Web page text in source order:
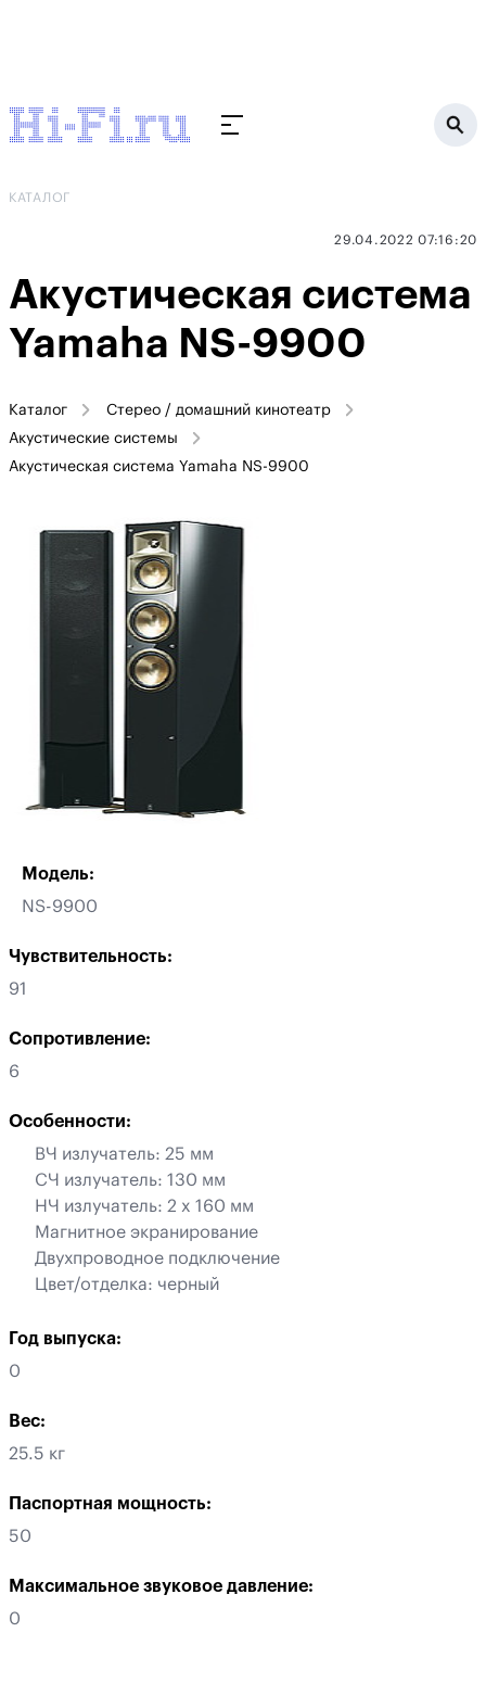
КАТАЛОГ
29.04.2022 07:16:20
Акустическая система
Yamaha NS-9900
Каталог
Стерео / домашний кинотеатр
Акустические системы
Акустическая система Yamaha NS-9900
Модель:
NS-9900
Чувствительность:
91
Сопротивление:
6
Особенности:
ВЧ излучатель: 25 мм
СЧ излучатель: 130 мм
НЧ излучатель: 2 x 160 мм
Магнитное экранирование
Двухпроводное подключение
Цвет/отделка: черный
Год выпуска:
0
Вес:
25.5 кг
Паспортная мощность:
50
Максимальное звуковое давление:
0